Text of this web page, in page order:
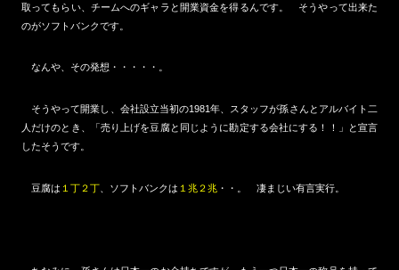
取ってもらい、チームへのギャラと開業資金を得るんです。 そうやって出来た
のがソフトバンクです。
なんや、その発想・・・・・。
そうやって開業し、会社設立当初の1981年、スタッフが孫さんとアルバイト二
人だけのとき、「売り上げを豆腐と同じように勘定する会社にする！！」と宣言
したそうです。
豆腐は １丁２丁 、ソフトバンクは １兆２兆 ・・。 凄まじい有言実行。